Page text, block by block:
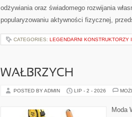
odżywiania oraz świadomego rozwijania
popularyzowaniu aktywności fizycznej,
CATEGORIES: LEGENDARNI KONSTRUKTORZY
WAŁBRZYCH
POSTED BY ADMIN LIP - 2 - 2026
Moda